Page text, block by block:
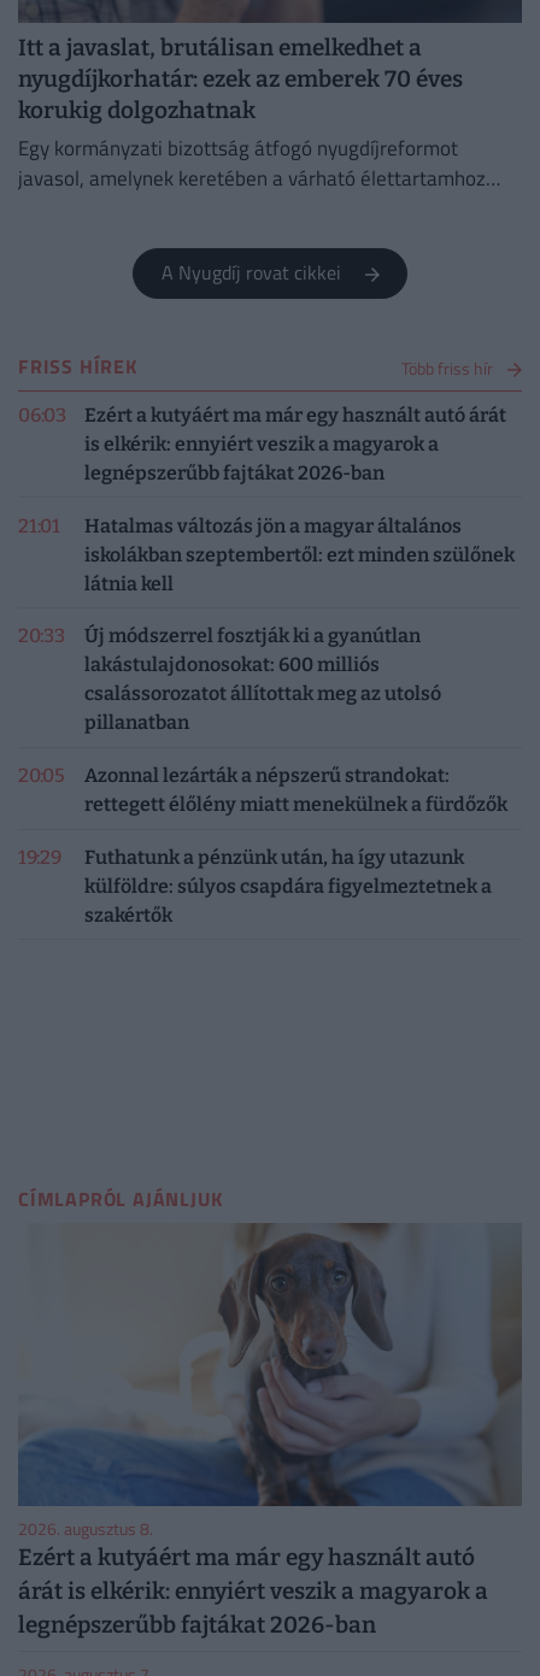
Itt a javaslat, brutálisan emelkedhet a
nyugdíjkorhatár: ezek az emberek 70 éves
korukig dolgozhatnak
Egy kormányzati bizottság átfogó nyugdíjreformot
javasol, amelynek keretében a várható élettartamhoz
A Nyugdíj rovat cikkei
FRISS HÍREK Több friss hír
06:03
Ezért a kutyáért ma már egy használt autó árát
is elkérik: ennyiért veszik a magyarok a
legnépszerűbb fajtákat 2026-ban
21:01
Hatalmas változás jön a magyar általános
iskolákban szeptembertől: ezt minden szülőnek
látnia kell
20:33
Új módszerrel fosztják ki a gyanútlan
lakástulajdonosokat: 600 milliós
csalássorozatot állítottak meg az utolsó
pillanatban
20:05
Azonnal lezárták a népszerű strandokat:
rettegett élőlény miatt menekülnek a fürdőzők
19:29
Futhatunk a pénzünk után, ha így utazunk
külföldre: súlyos csapdára figyelmeztetnek a
szakértők
CÍMLAPRÓL AJÁNLJUK
2026. augusztus 8.
Ezért a kutyáért ma már egy használt autó
árát is elkérik: ennyiért veszik a magyarok a
legnépszerűbb fajtákat 2026-ban